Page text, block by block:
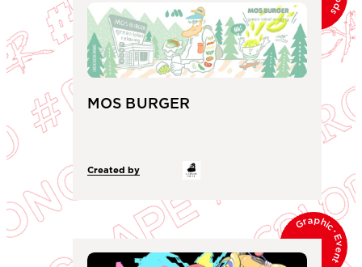
MOS BURGER
Created by
Graphic
･
Event